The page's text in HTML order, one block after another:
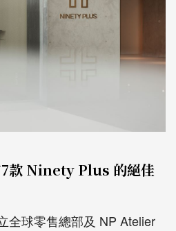
7款 Ninety Plus 的絕佳
全球零售總部及 NP Atelier